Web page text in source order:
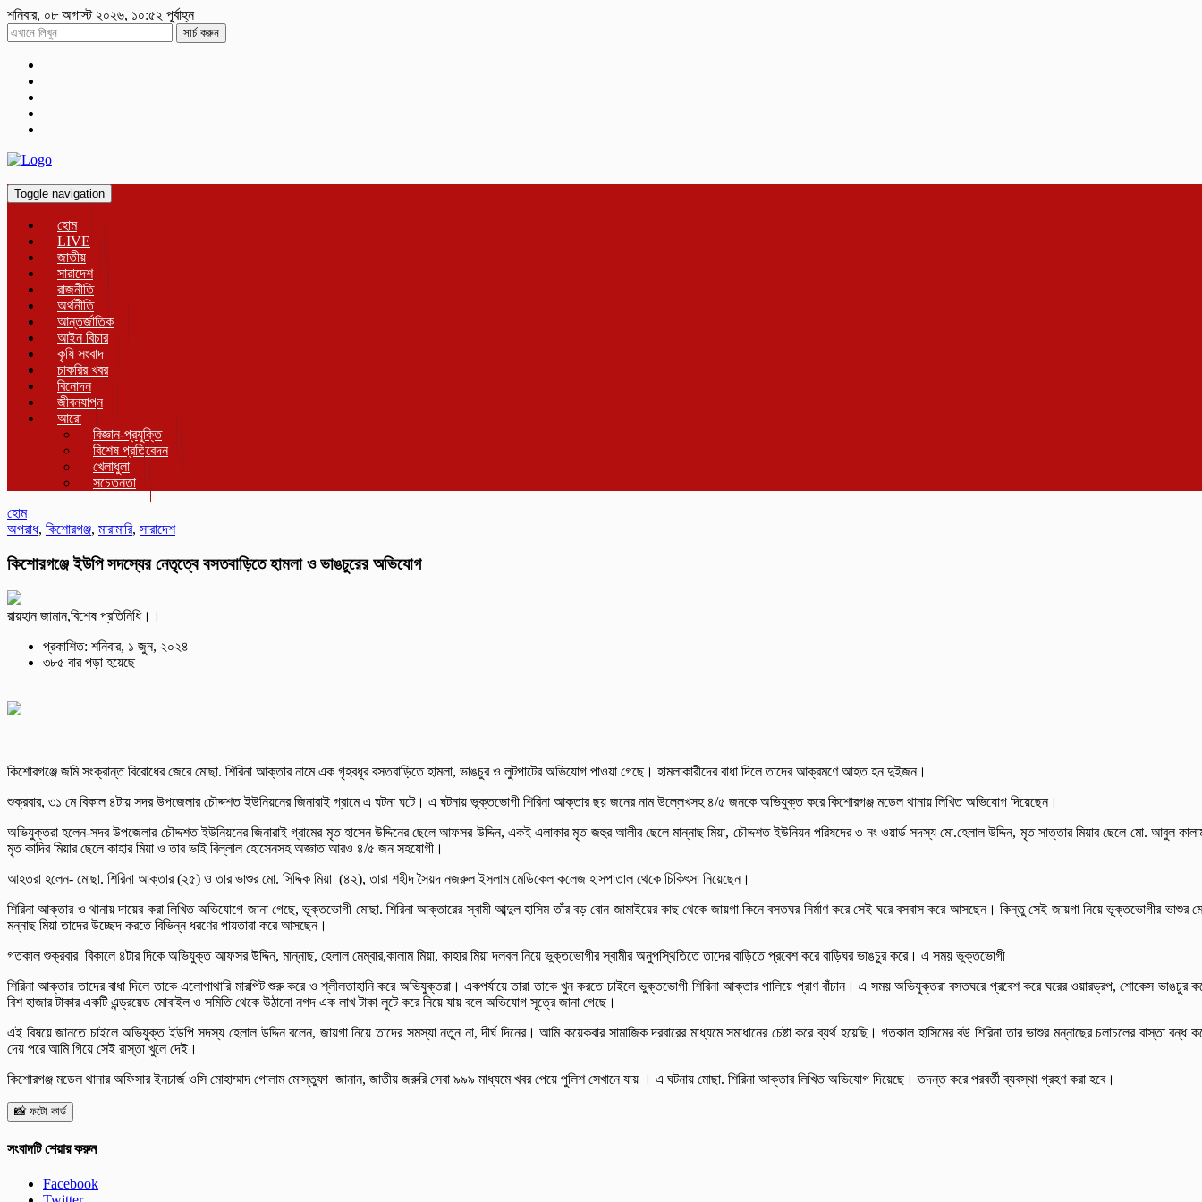
শনিবার, ০৮ অগাস্ট ২০২৬, ১০:৫২ পূর্বাহ্ন
সার্চ করুন
Toggle navigation
হোম
LIVE
জাতীয়
সারাদেশ
রাজনীতি
অর্থনীতি
আন্তর্জাতিক
আইন বিচার
কৃষি সংবাদ
চাকরির খবর
বিনোদন
জীবনযাপন
আরো
বিজ্ঞান-প্রযুক্তি
বিশেষ প্রতিবেদন
খেলাধুলা
সচেতনতা
হোম
অপরাধ, কিশোরগঞ্জ, মারামারি, সারাদেশ
কিশোরগঞ্জে ইউপি সদস্যের নেতৃত্বে বসতবাড়িতে হামলা ও ভাঙচুরের অভিযোগ
রায়হান জামান,বিশেষ প্রতিনিধি।।
প্রকাশিত: শনিবার, ১ জুন, ২০২৪
৩৮৫ বার পড়া হয়েছে
কিশোরগঞ্জে জমি সংক্রান্ত বিরোধের জেরে মোছা. শিরিনা আক্তার নামে এক গৃহবধূর বসতবাড়িতে হামলা, ভাঙচুর ও লুটপাটের অভিযোগ পাওয়া গেছে। হামলাকারীদের বাধা দিলে তাদের আক্রমণে আহত হন দুইজন।
শুক্রবার, ৩১ মে বিকাল ৪টায় সদর উপজেলার চৌদ্দশত ইউনিয়নের জিনারাই গ্রামে এ ঘটনা ঘটে। এ ঘটনায় ভূক্তভোগী শিরিনা আক্তার ছয় জনের নাম উল্লেখসহ ৪/৫ জনকে অভিযুক্ত করে কিশোরগঞ্জ মডেল থানায় লিখিত অভিযোগ দিয়েছেন।
অভিযুক্তরা হলেন-সদর উপজেলার চৌদ্দশত ইউনিয়নের জিনারাই গ্রামের মৃত হাসেন উদ্দিনের ছেলে আফসর উদ্দিন, একই এলাকার মৃত জহুর আলীর ছেলে মান্নাছ মিয়া, চৌদ্দশত ইউনিয়ন পরিষদের ৩ নং ওয়ার্ড সদস্য মো.হেলাল উদ্দিন, মৃত সাত্তার মিয়ার ছেলে মো. আবুল
মৃত কাদির মিয়ার ছেলে কাহার মিয়া ও তার ভাই বিল্লাল হোসেনসহ অজ্ঞাত আরও ৪/৫ জন সহযোগী।
আহতরা হলেন- মোছা. শিরিনা আক্তার (২৫) ও তার ভাশুর মো. সিদ্দিক মিয়া (৪২), তারা শহীদ সৈয়দ নজরুল ইসলাম মেডিকেল কলেজ হাসপাতাল থেকে চিকিৎসা নিয়েছেন।
শিরিনা আক্তার ও থানায় দায়ের করা লিখিত অভিযোগে জানা গেছে, ভূক্তভোগী মোছা. শিরিনা আক্তারের স্বামী আব্দুল হাসিম তাঁর বড় বোন জামাইয়ের কাছ থেকে জায়গা কিনে বসতঘর নির্মাণ করে সেই ঘরে বসবাস করে আসছেন। কিন্তু সেই জায়গা নিয়ে ভূক্তভোগীর ভাশুর
মন্নাছ মিয়া তাদের উচ্ছেদ করতে বিভিন্ন ধরণের পায়তারা করে আসছেন।
গতকাল শুক্রবার বিকালে ৪টার দিকে অভিযুক্ত আফসর উদ্দিন, মান্নাছ, হেলাল মেম্বার,কালাম মিয়া, কাহার মিয়া দলবল নিয়ে ভুক্তভোগীর স্বামীর অনুপস্থিতিতে তাদের বাড়িতে প্রবেশ করে বাড়িঘর ভাঙচুর করে। এ সময় ভুক্তভোগী
শিরিনা আক্তার তাদের বাধা দিলে তাকে এলোপাথারি মারপিট শুরু করে ও শ্লীলতাহানি করে অভিযুক্তরা। একপর্যায়ে তারা তাকে খুন করতে চাইলে ভুক্তভোগী শিরিনা আক্তার পালিয়ে প্রাণ বাঁচান। এ সময় অভিযুক্তরা বসতঘরে প্রবেশ করে ঘরের ওয়ারড্রপ, শোকেস ভাঙচুর
বিশ হাজার টাকার একটি এন্ড্রয়েড মোবাইল ও সমিতি থেকে উঠানো নগদ এক লাখ টাকা লুটে করে নিয়ে যায় বলে অভিযোগ সূত্রে জানা গেছে।
এই বিষয়ে জানতে চাইলে অভিযুক্ত ইউপি সদস্য হেলাল উদ্দিন বলেন, জায়গা নিয়ে তাদের সমস্যা নতুন না, দীর্ঘ দিনের। আমি কয়েকবার সামাজিক দরবারের মাধ্যমে সমাধানের চেষ্টা করে ব্যর্থ হয়েছি। গতকাল হাসিমের বউ শিরিনা তার ভাশুর মন্নাছের চলাচলের বাস্তা বন্ধ
দেয় পরে আমি গিয়ে সেই রাস্তা খুলে দেই।
কিশোরগঞ্জ মডেল থানার অফিসার ইনচার্জ ওসি মোহাম্মাদ গোলাম মোস্তুফা জানান, জাতীয় জরুরি সেবা ৯৯৯ মাধ্যমে খবর পেয়ে পুলিশ সেখানে যায় । এ ঘটনায় মোছা. শিরিনা আক্তার লিখিত অভিযোগ দিয়েছে। তদন্ত করে পরবর্তী ব্যবস্থা গ্রহণ করা হবে।
📸 ফটো কার্ড
সংবাদটি শেয়ার করুন
Facebook